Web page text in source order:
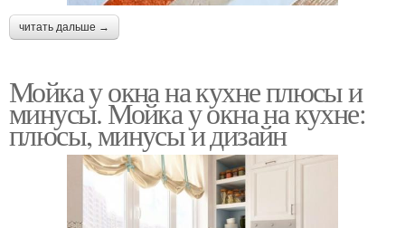
читать дальше →
Мойка у окна на кухне плюсы и
минусы. Мойка у окна на кухне:
плюсы, минусы и дизайн